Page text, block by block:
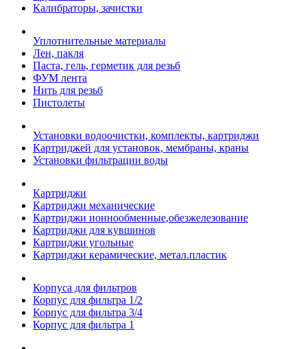
Калибраторы, зачистки
Уплотнительные материалы
Лен, пакля
Паста, гель, герметик для резьб
ФУМ лента
Нить для резьб
Пистолеты
Установки водоочистки, комплекты, картриджи
Картриджей для установок, мембраны, краны
Установки фильтрации воды
Картриджи
Картриджи механические
Картриджи ионнообменные,обезжелезование
Картриджи для кувшинов
Картриджи угольные
Картриджи керамические, метал.пластик
Корпуса для фильтров
Корпус для фильтра 1/2
Корпус для фильтра 3/4
Корпус для фильтра 1